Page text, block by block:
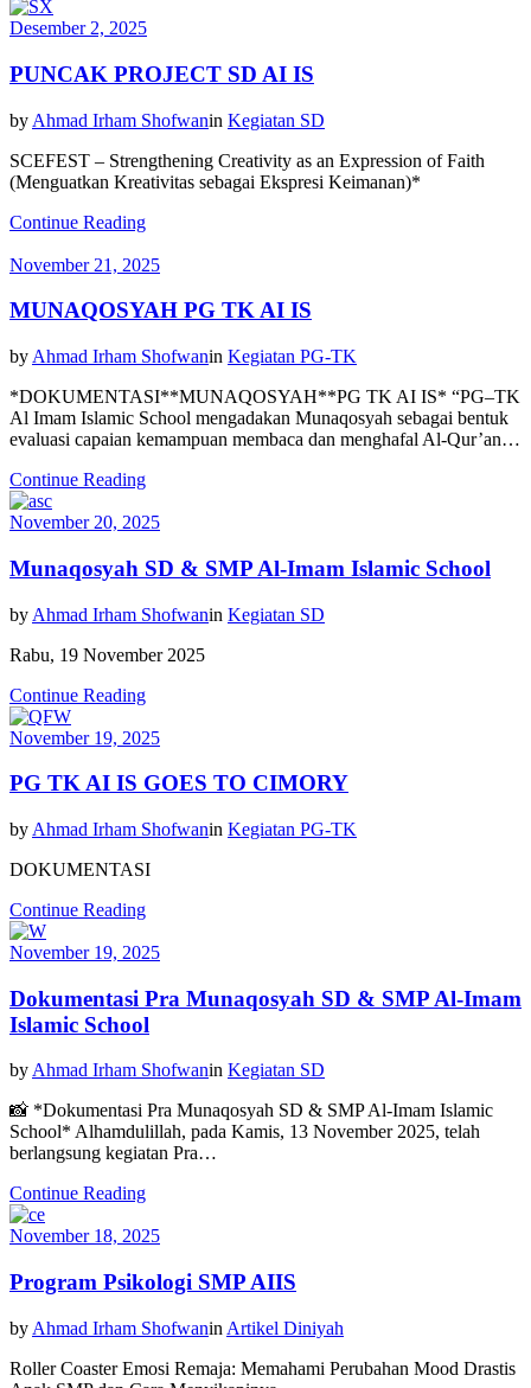
Desember 2, 2025
PUNCAK PROJECT SD AI IS
by Ahmad Irham Shofwanin Kegiatan SD
SCEFEST – Strengthening Creativity as an Expression of Faith
(Menguatkan Kreativitas sebagai Ekspresi Keimanan)*
Continue Reading
November 21, 2025
MUNAQOSYAH PG TK AI IS
by Ahmad Irham Shofwanin Kegiatan PG-TK
*DOKUMENTASI**MUNAQOSYAH**PG TK AI IS* “PG–TK
Al Imam Islamic School mengadakan Munaqosyah sebagai bentuk
evaluasi capaian kemampuan membaca dan menghafal Al-Qur’an…
Continue Reading
November 20, 2025
Munaqosyah SD & SMP Al-Imam Islamic School
by Ahmad Irham Shofwanin Kegiatan SD
Rabu, 19 November 2025
Continue Reading
November 19, 2025
PG TK AI IS GOES TO CIMORY
by Ahmad Irham Shofwanin Kegiatan PG-TK
DOKUMENTASI
Continue Reading
November 19, 2025
Dokumentasi Pra Munaqosyah SD & SMP Al-Imam
Islamic School
by Ahmad Irham Shofwanin Kegiatan SD
📸 *Dokumentasi Pra Munaqosyah SD & SMP Al-Imam Islamic
School* Alhamdulillah, pada Kamis, 13 November 2025, telah
berlangsung kegiatan Pra…
Continue Reading
November 18, 2025
Program Psikologi SMP AIIS
by Ahmad Irham Shofwanin Artikel Diniyah
Roller Coaster Emosi Remaja: Memahami Perubahan Mood Drastis